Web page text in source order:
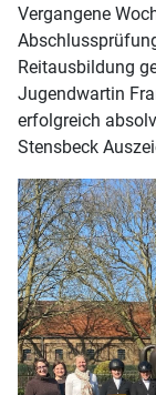
Vergangene
Reitausbildung
Jugendwartin
erfolgreich
Stensbeck